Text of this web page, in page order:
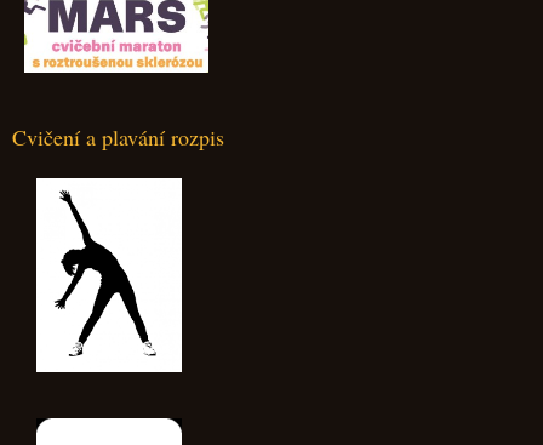
Cvičení a plavání rozpis